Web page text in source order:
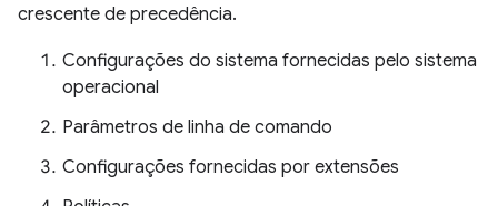
crescente de precedência.
Configurações do sistema fornecidas pelo sistema
operacional
Parâmetros de linha de comando
Configurações fornecidas por extensões